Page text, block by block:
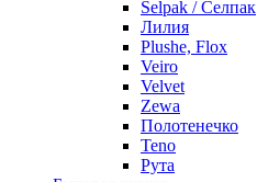
Selpak / Селпак
Лилия
Plushe, Flox
Veiro
Velvet
Zewa
Полотенечко
Teno
Рута